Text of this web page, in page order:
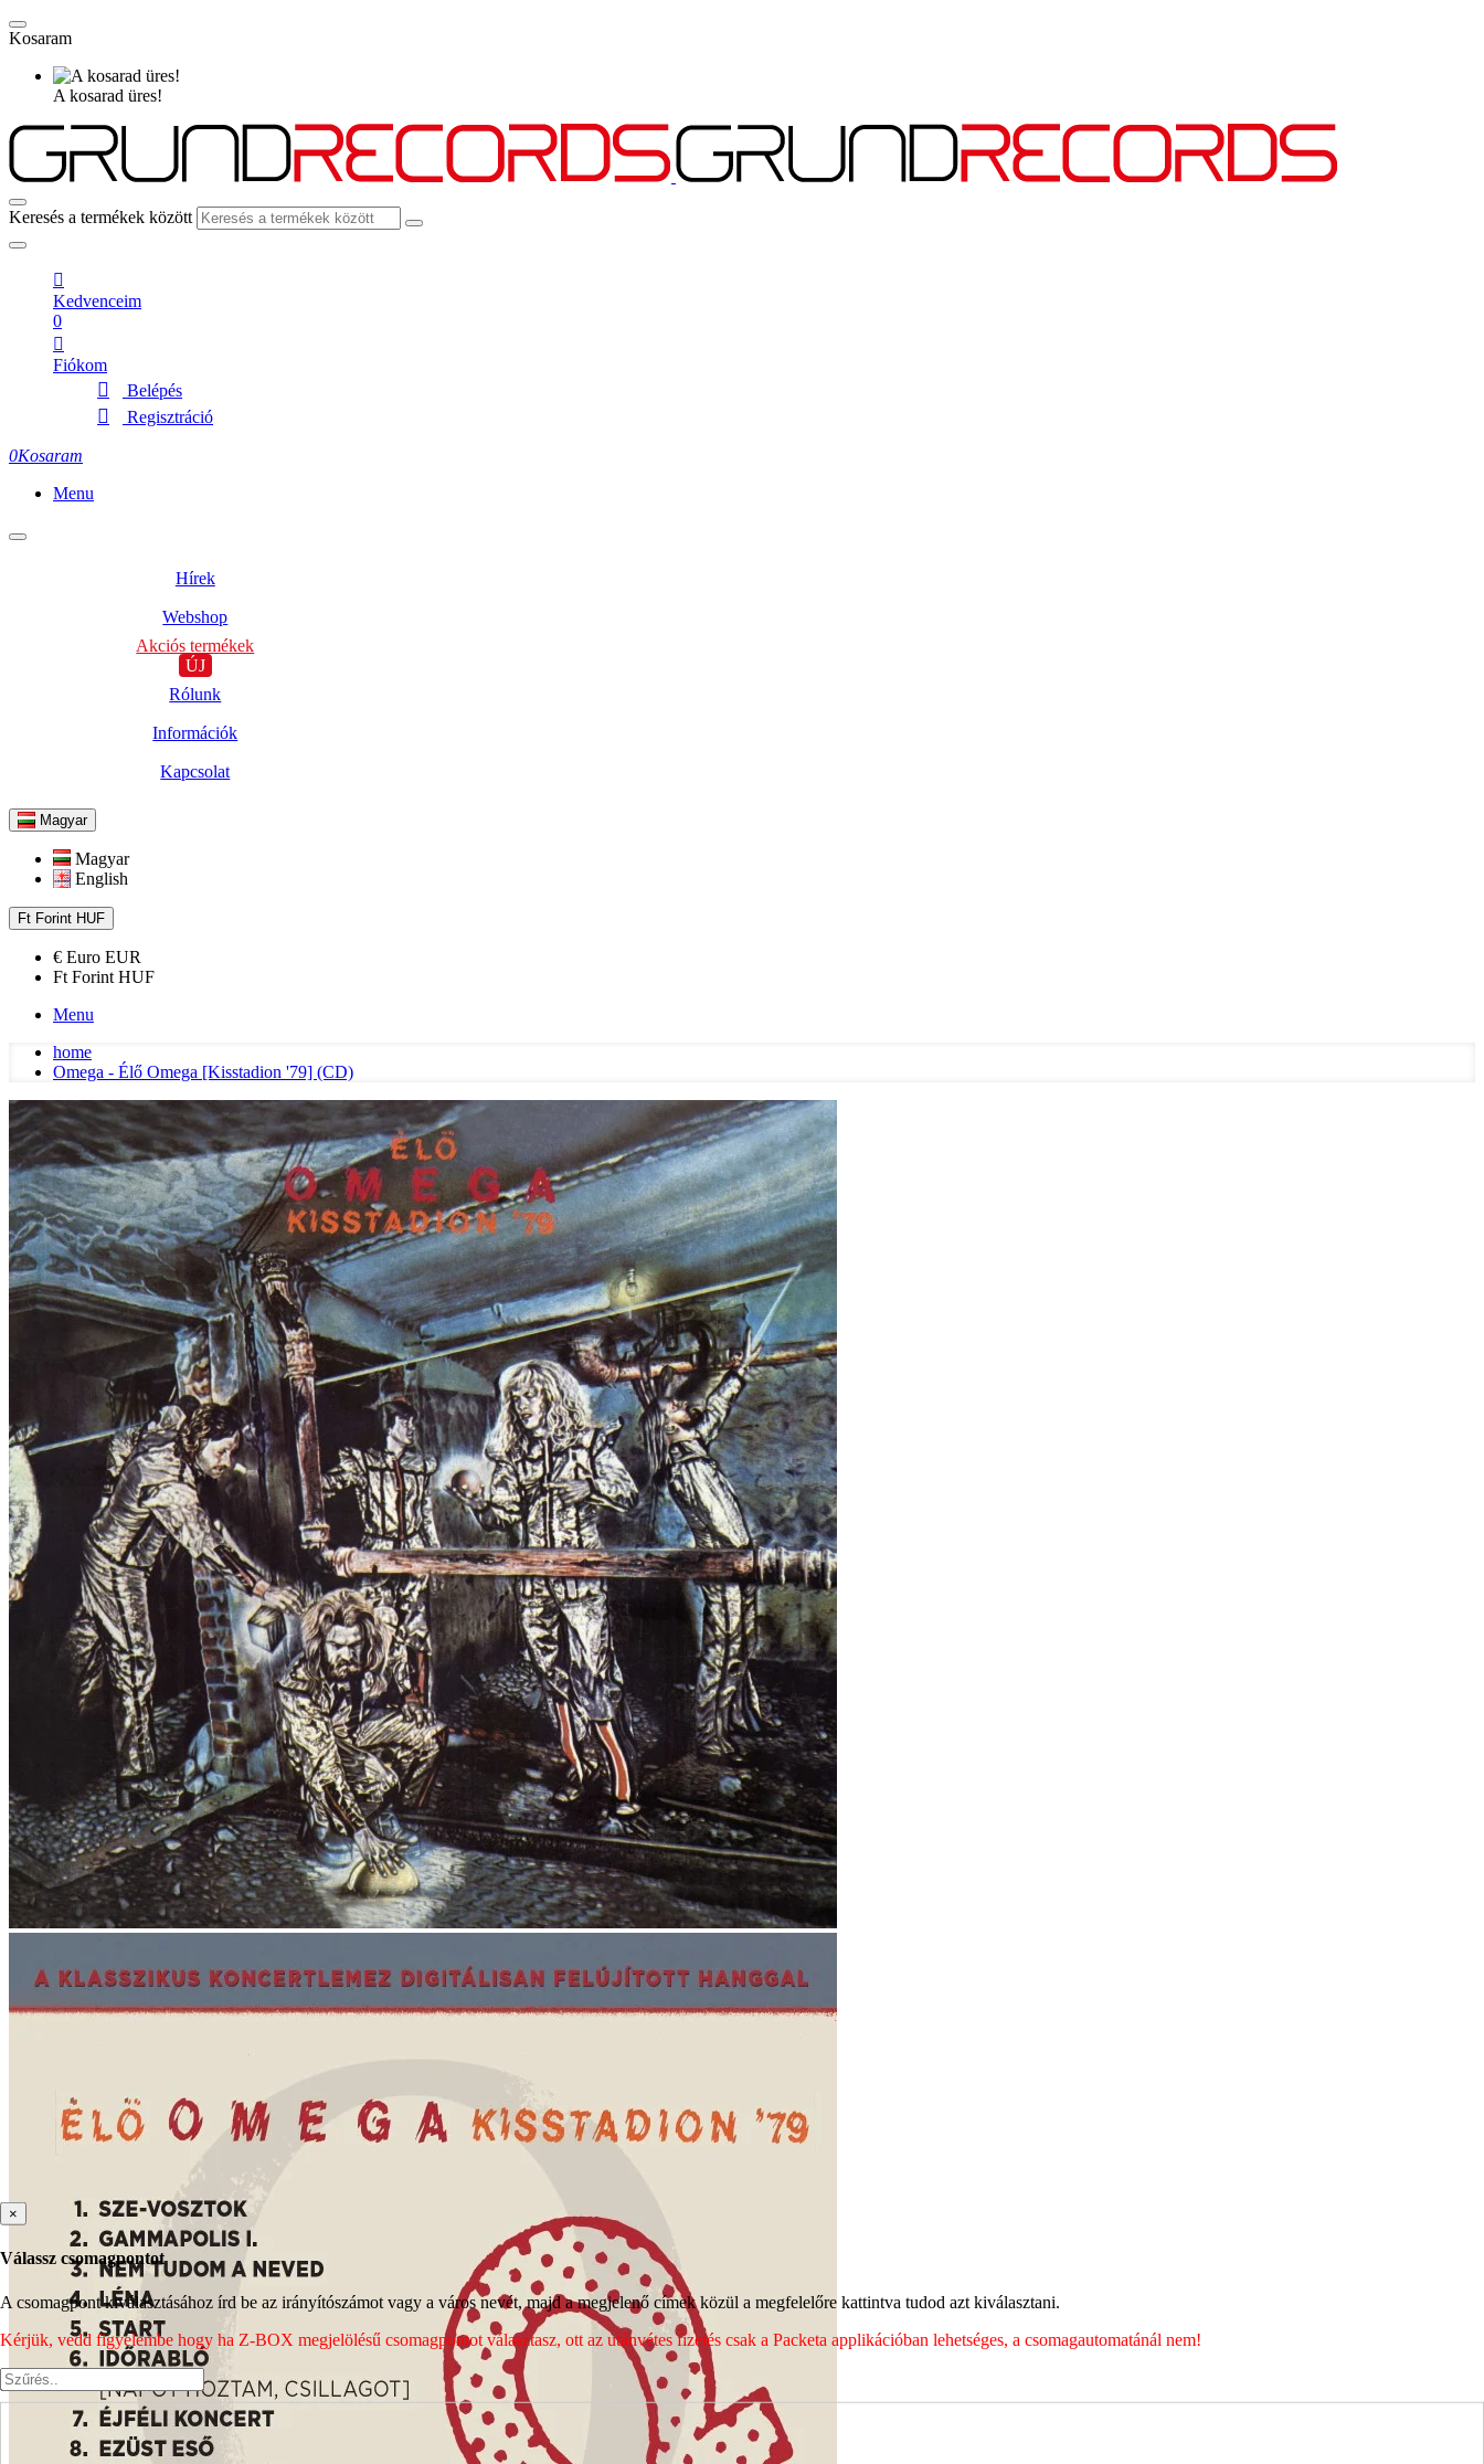
Kosaram
A kosarad üres!
Keresés a termékek között
Kedvenceim
0
Fiókom
Belépés
Regisztráció
0Kosaram
Menu
Hírek
Webshop
Akciós termékek
ÚJ
Rólunk
Információk
Kapcsolat
Magyar
Magyar
English
Ft Forint HUF
€ Euro EUR
Ft Forint HUF
Menu
home
Omega - Élő Omega [Kisstadion '79] (CD)
×
Válassz csomagpontot
A csomagpont kiválasztásához írd be az irányítószámot vagy a város nevét, majd a megjelenő címek közül a megfelelőre kattintva tudod azt kiválasztani.
Kérjük, vedd figyelembe hogy ha Z-BOX megjelölésű csomagpontot választasz, ott az utánvétes fizetés csak a Packeta applikációban lehetséges, a csomagautomatánál nem!